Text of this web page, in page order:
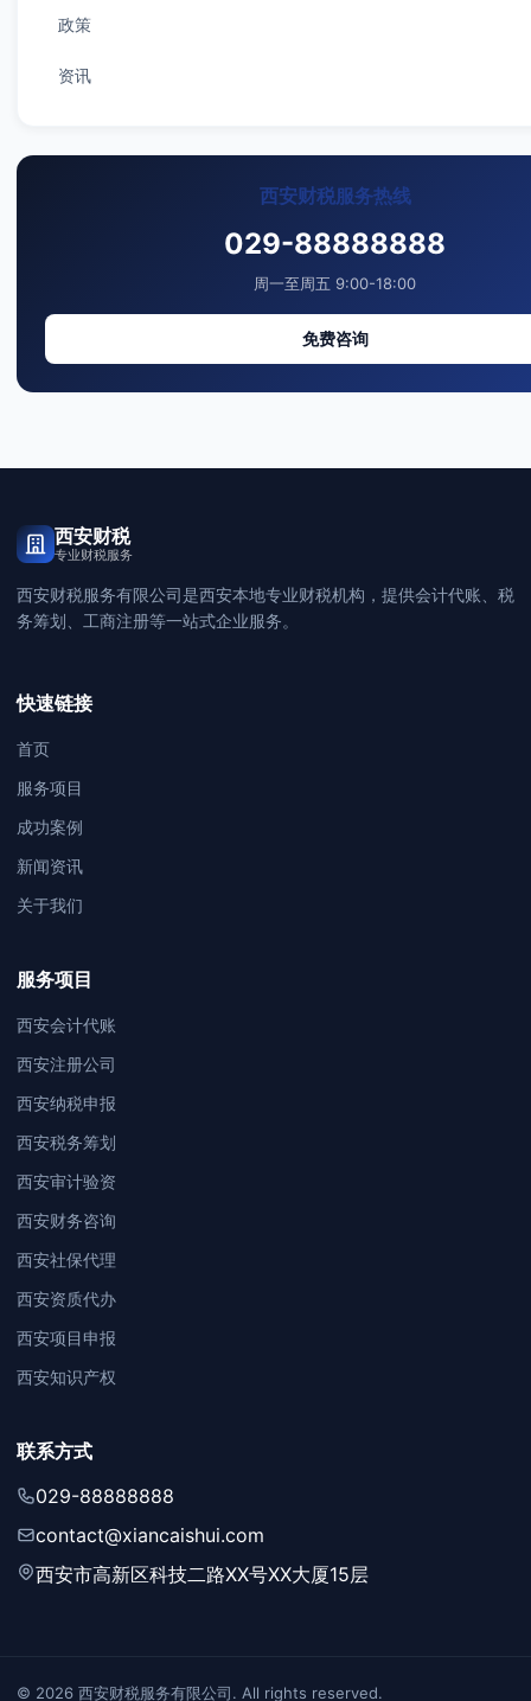
政策
资讯
西安财税服务热线
029-88888888
周一至周五 9:00-18:00
免费咨询
西安财税
专业财税服务
西安财税服务有限公司是西安本地专业财税机构，提供会计代账、税
务筹划、工商注册等一站式企业服务。
快速链接
首页
服务项目
成功案例
新闻资讯
关于我们
服务项目
西安会计代账
西安注册公司
西安纳税申报
西安税务筹划
西安审计验资
西安财务咨询
西安社保代理
西安资质代办
西安项目申报
西安知识产权
联系方式
029-88888888
contact@xiancaishui.com
西安市高新区科技二路XX号XX大厦15层
© 2026 西安财税服务有限公司. All rights reserved.